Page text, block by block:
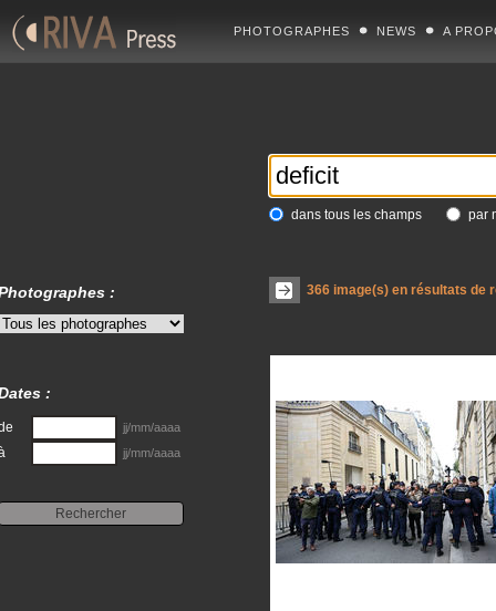
PHOTOGRAPHES NEWS A
dans tous les champs par
366image(s) en résultats de
:
:
jj/mm/aaaa
jj/mm/aaaa